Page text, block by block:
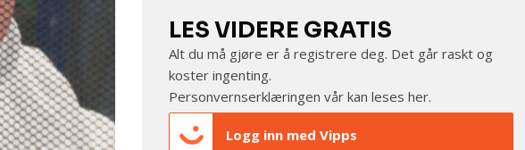
LES VIDERE GRATIS
Alt du må gjøre er å registrere deg. Det går raskt og
koster ingenting.
Personvernserklæringen vår kan lesesher.
Logg inn med Vipps